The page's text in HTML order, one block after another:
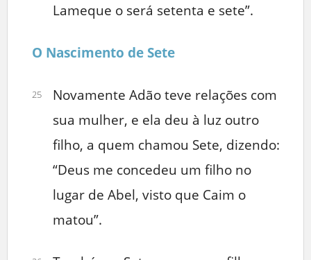
Lameque o será setenta e sete”.
O Nascimento de Sete
25
Novamente Adão teve relações com
sua mulher, e ela deu à luz outro
filho, a quem chamou Sete, dizendo:
“Deus me concedeu um filho no
lugar de Abel, visto que Caim o
matou”.